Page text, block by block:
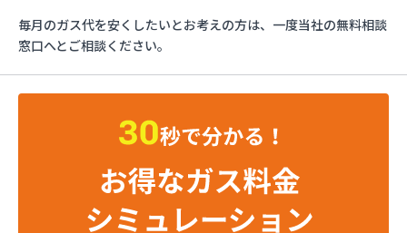
ガステックサービス株式会社 蒲郡営業所
ガステックサービス株式会社 吉良営業所
ガステックサービス株式会社 新城営業所
ガステックサービス株式会社 西尾営業所
ガステックサービス株式会社 尾張支店 春日井営
ガステックサービス株式会社 豊川営業所
カネテン商店
毎月のガス代を安くしたいとお考えの方は、一度当社の無料相談
窓口へとご相談ください。